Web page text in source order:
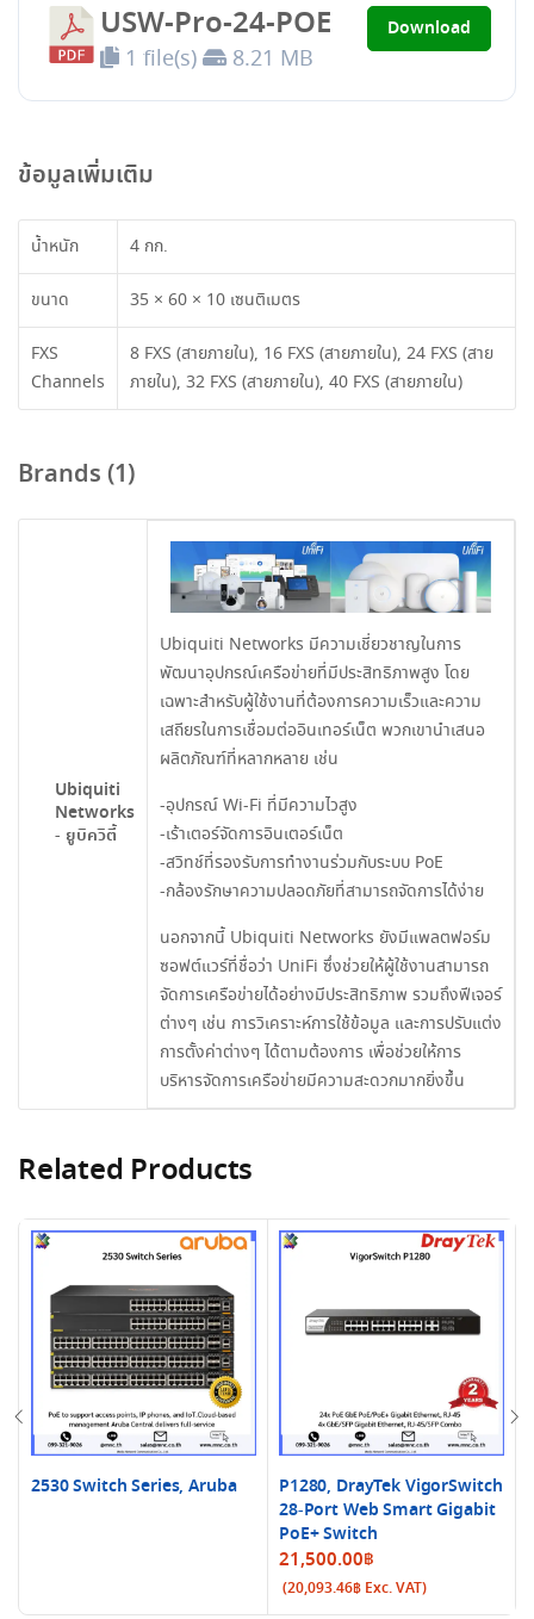
USW-Pro-24-POE
1 file(s) 8.21 MB
Download
ข้อมูลเพิ่มเติม
น้ำหนัก 4 กก.
ขนาด 35 × 60 × 10 เซนติเมตร
FXS
Channels
8 FXS (สายภายใน), 16 FXS (สายภายใน), 24 FXS (สาย
ภายใน), 32 FXS (สายภายใน), 40 FXS (สายภายใน)
Brands (1)
Ubiquiti
Networks
- ยูบิควิตี้
Ubiquiti Networks มีความเชี่ยวชาญในการ
พัฒนาอุปกรณ์เครือข่ายที่มีประสิทธิภาพสูง โดย
เฉพาะสำหรับผู้ใช้งานที่ต้องการความเร็วและความ
เสถียรในการเชื่อมต่ออินเทอร์เน็ต พวกเขานำเสนอ
ผลิตภัณฑ์ที่หลากหลาย เช่น
-อุปกรณ์ Wi-Fi ที่มีความไวสูง
-เร้าเตอร์จัดการอินเตอร์เน็ต
-สวิทช์ที่รองรับการทำงานร่วมกับระบบ PoE
-กล้องรักษาความปลอดภัยที่สามารถจัดการได้ง่าย
นอกจากนี้ Ubiquiti Networks ยังมีแพลตฟอร์ม
ซอฟต์แวร์ที่ชื่อว่า UniFi ซึ่งช่วยให้ผู้ใช้งานสามารถ
จัดการเครือข่ายได้อย่างมีประสิทธิภาพ รวมถึงฟีเจอร์
ต่างๆ เช่น การวิเคราะห์การใช้ข้อมูล และการปรับแต่ง
การตั้งค่าต่างๆ ได้ตามต้องการ เพื่อช่วยให้การ
บริหารจัดการเครือข่ายมีความสะดวกมากยิ่งขึ้น
Related Products
2530 Switch Series, Aruba
P1280, DrayTek VigorSwitch
28-Port Web Smart Gigabit
PoE+ Switch
21,500.00฿
(20,093.46฿ Exc. VAT)